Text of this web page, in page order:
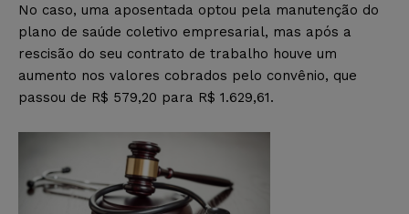
No caso, uma aposentada optou pela manutenção do
plano de saúde coletivo empresarial, mas após a
rescisão do seu contrato de trabalho houve um
aumento nos valores cobrados pelo convênio, que
passou de R$ 579,20 para R$ 1.629,61.